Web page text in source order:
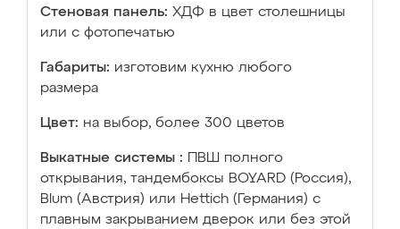
Стеновая панель: ХДФ в цвет столешницы
или с фотопечатью
Габариты: изготовим кухню любого
размера
Цвет: на выбор, более 300 цветов
Выкатные системы :
ПВШ полного
открывания, тандембоксы BOYARD (Россия),
Blum (Австрия) или Hettich (Германия) с
плавным закрыванием дверок или без этой